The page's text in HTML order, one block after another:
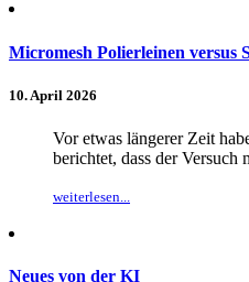
Micromesh Polierleinen versus
10. April 2026
Vor etwas längerer Zeit
berichtet, dass der
weiterlesen...
Neues von der KI